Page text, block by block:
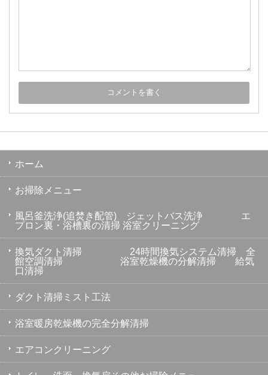
ホーム
お掃除メニュー
風呂釜洗浄(追焚き配管) ジェットバス洗浄 エ
プロン裏・浴槽裏の清掃 浴室クリーニング
換気ダクト清掃 24時間換気システム清掃 全
館空調清掃 浴室乾燥機の分解清掃 給気
口清掃
ダクト清掃ミスト工法
浴室暖房乾燥機の完全分解清掃
エアコンクリーニング